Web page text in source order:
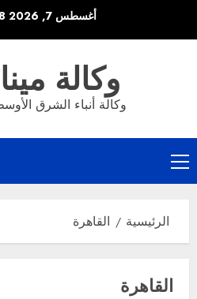
أغسطس 7, 2026
وكالة
وكالة أنباء الشرق
القائمة
الرئيسية
الرئيسية القاهرة
القاهرة